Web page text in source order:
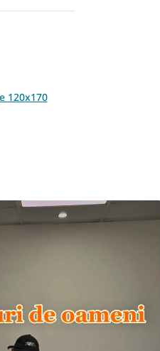
120x170